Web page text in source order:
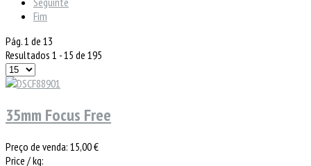
Fim
Pág. 1 de 13
Resultados 1 - 15 de 195
35mm Focus Free
Preço de venda: 15,00 €
Price / kg: